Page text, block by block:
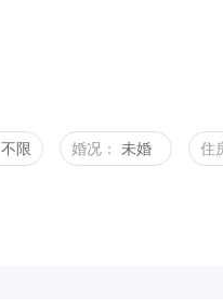
不限 婚况： 未婚 住